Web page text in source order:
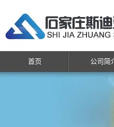
首页 公司简